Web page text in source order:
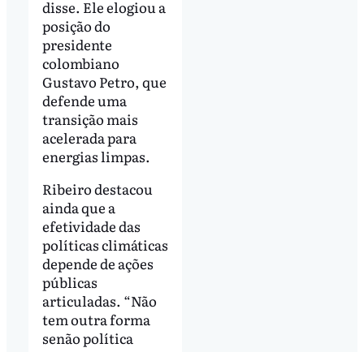
disse. Ele elogiou a
posição do
presidente
colombiano
Gustavo Petro, que
defende uma
transição mais
acelerada para
energias limpas.
Ribeiro destacou
ainda que a
efetividade das
políticas climáticas
depende de ações
públicas
articuladas. “Não
tem outra forma
senão política